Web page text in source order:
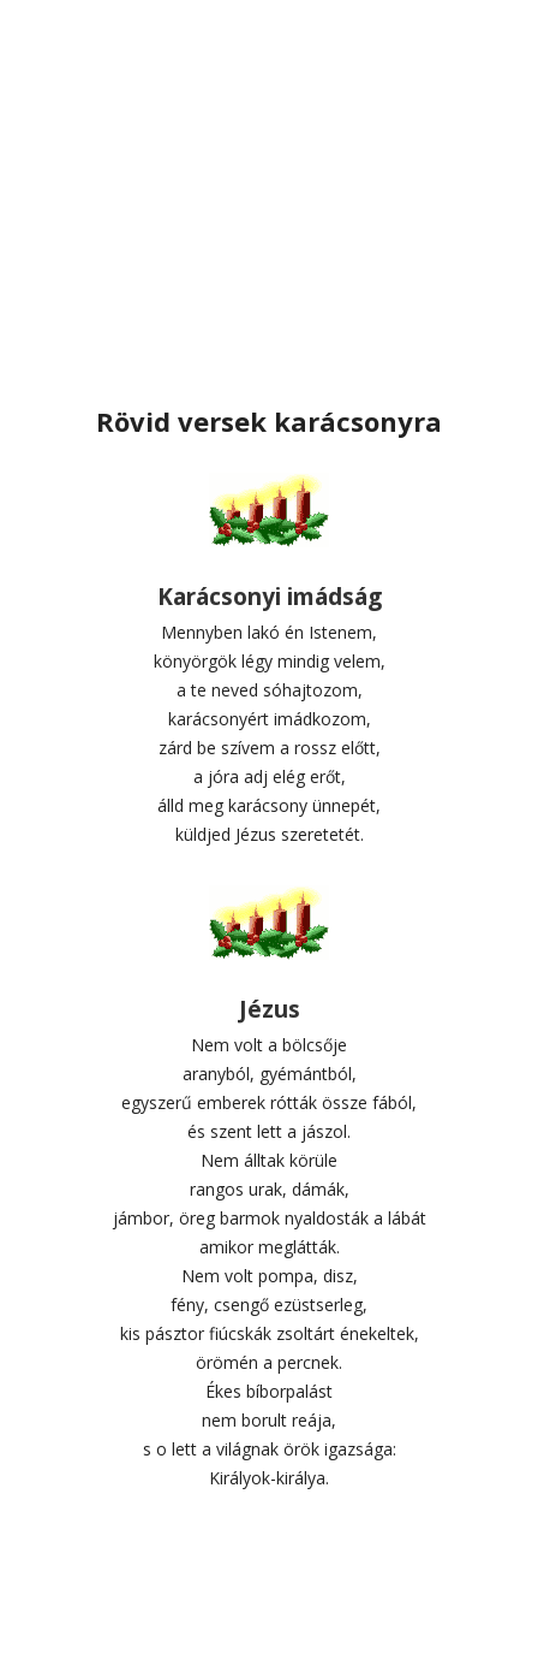
Rövid versek karácsonyra
Karácsonyi imádság
Mennyben lakó én Istenem,
könyörgök légy mindig velem,
a te neved sóhajtozom,
karácsonyért imádkozom,
zárd be szívem a rossz előtt,
a jóra adj elég erőt,
álld meg karácsony ünnepét,
küldjed Jézus szeretetét.
Jézus
Nem volt a bölcsője
aranyból, gyémántból,
egyszerű emberek rótták össze fából,
és szent lett a jászol.
Nem álltak körüle
rangos urak, dámák,
jámbor, öreg barmok nyaldosták a lábát
amikor meglátták.
Nem volt pompa, disz,
fény, csengő ezüstserleg,
kis pásztor fiúcskák zsoltárt énekeltek,
örömén a percnek.
Ékes bíborpalást
nem borult reája,
s o lett a világnak örök igazsága:
Királyok-királya.